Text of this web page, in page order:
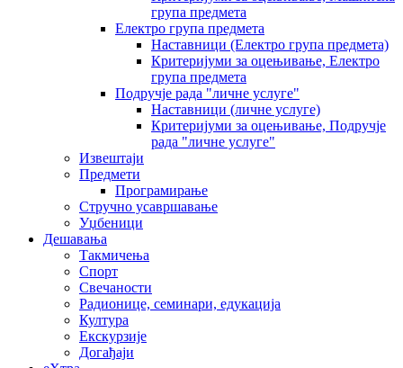
група предмета
Електро група предмета
Наставници (Електро група предмета)
Критеријуми за оцењивање, Електро
група предмета
Подручје рада "личне услуге"
Наставници (личне услуге)
Критеријуми за оцењивање, Подручје
рада "личне услуге"
Извештаји
Предмети
Програмирање
Стручно усавршавање
Уџбеници
Дешавања
Такмичења
Спорт
Свечаности
Радионице, семинари, едукација
Култура
Екскурзије
Догађаји